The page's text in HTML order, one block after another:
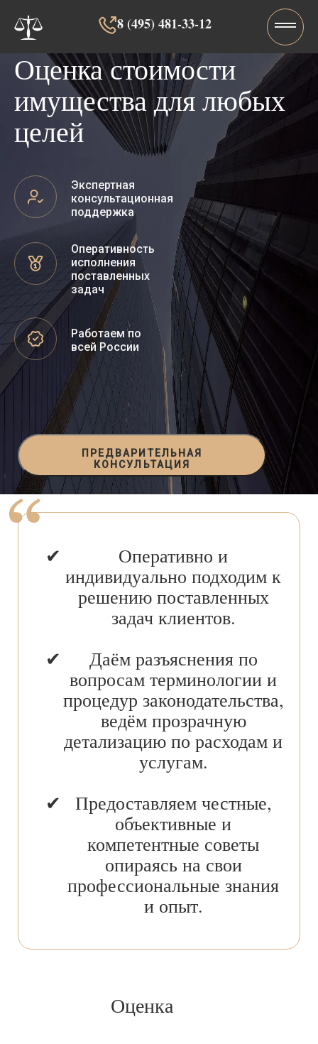
8 (495) 481-33-12‬‬
Оценка стоимости
имущества для любых
целей
Экспертная
консультационная
поддержка
Оперативность
исполнения
поставленных
задач
Работаем по
всей России
ПРЕДВАРИТЕЛЬНАЯ
КОНСУЛЬТАЦИЯ
Оперативно и
индивидуально подходим к
решению поставленных
задач клиентов.
Даём разъяснения по
вопросам терминологии и
процедур законодательства,
ведём прозрачную
детализацию по расходам и
услугам.
Предоставляем честные,
объективные и
компетентные советы
опираясь на свои
профессиональные знания
и опыт.
Оценка